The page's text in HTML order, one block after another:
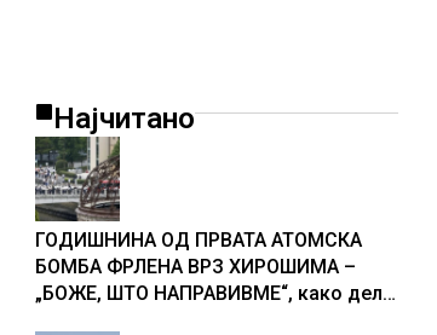
Најчитано
ГОДИШНИНА ОД ПРВАТА АТОМСКА
БОМБА ФРЛЕНА ВРЗ ХИРОШИМА –
„БОЖЕ, ШТО НАПРАВИВМЕ“, како дел